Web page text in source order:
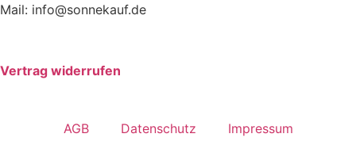
Mail: info@sonnekauf.de
Vertrag widerrufen
AGB Datenschutz Impressum